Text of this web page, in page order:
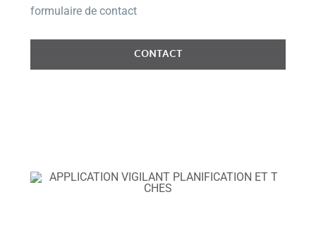
formulaire de contact
CONTACT